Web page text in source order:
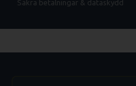
Säkra betalningar & dataskydd